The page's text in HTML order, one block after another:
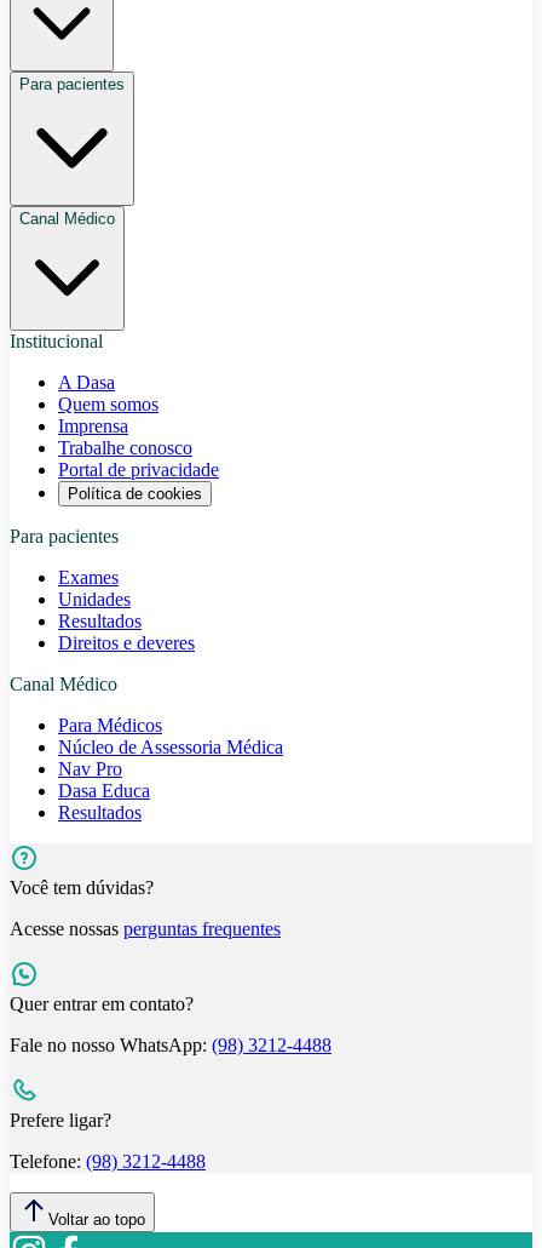
Para pacientes
Canal Médico
Institucional
A Dasa
Quem somos
Imprensa
Trabalhe conosco
Portal de privacidade
Política de cookies
Para pacientes
Exames
Unidades
Resultados
Direitos e deveres
Canal Médico
Para Médicos
Núcleo de Assessoria Médica
Nav Pro
Dasa Educa
Resultados
Você tem dúvidas?
Acesse nossas perguntas frequentes
Quer entrar em contato?
Fale no nosso WhatsApp: (98) 3212-4488
Prefere ligar?
Telefone: (98) 3212-4488
Voltar ao topo